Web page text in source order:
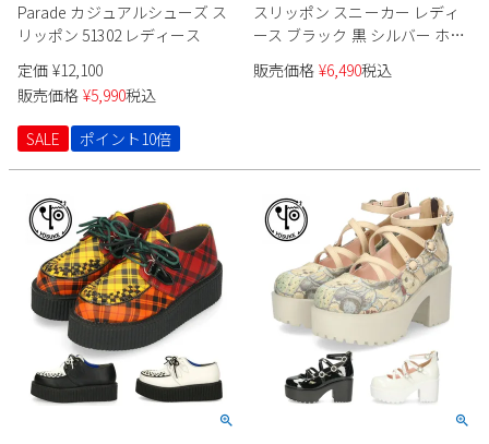
Parade カジュアルシューズ ス
リッポン 51302 レディース
定価 ¥12,100
販売価格 ¥5,990税込
SALE
ポイント10倍
スリッポン スニーカー レディ
ース ブラック 黒 シルバー ホワ
イト 軽量 履きやすい サイドフ
ァスナー 切り替え 白ソール ス
販売価格 ¥6,490税込